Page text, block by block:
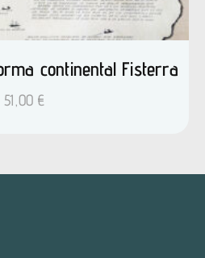
continental Fisterra
51,00 €